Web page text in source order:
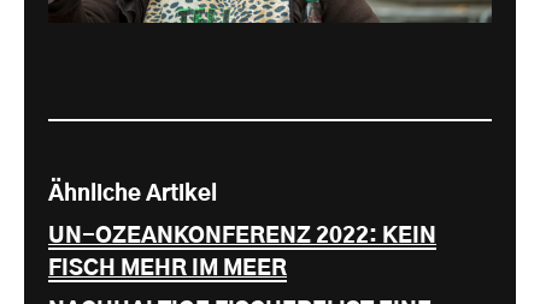
Ähnliche Artikel
UN-OZEANKONFERENZ 2022: KEIN
FISCH MEHR IM MEER